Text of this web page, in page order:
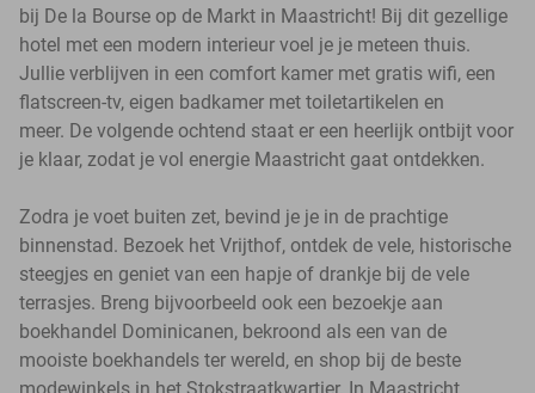
bij De la Bourse op de Markt in Maastricht! Bij dit gezellige
hotel met een modern interieur voel je je meteen thuis.
Jullie verblijven in een comfort kamer met gratis wifi, een
flatscreen-tv, eigen badkamer met toiletartikelen en
meer. De volgende ochtend staat er een heerlijk ontbijt voor
je klaar, zodat je vol energie Maastricht gaat ontdekken.
Zodra je voet buiten zet, bevind je je in de prachtige
binnenstad. Bezoek het Vrijthof, ontdek de vele, historische
steegjes en geniet van een hapje of drankje bij de vele
terrasjes. Breng bijvoorbeeld ook een bezoekje aan
boekhandel Dominicanen, bekroond als een van de
mooiste boekhandels ter wereld, en shop bij de beste